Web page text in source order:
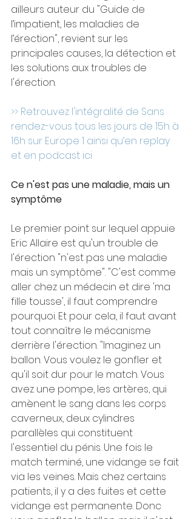
ailleurs auteur du "Guide de
l’impatient, les maladies de
l’érection", revient sur les
principales causes, la détection et
les solutions aux troubles de
l'érection.
>> Retrouvez l'intégralité de Sans
rendez-vous tous les jours de 15h à
16h sur Europe 1 ainsi qu’en replay
et en podcast ici
Ce n'est pas une maladie, mais un
symptôme
Le premier point sur lequel appuie
Eric Allaire est qu'un trouble de
l'érection "n'est pas une maladie
mais un symptôme". "C'est comme
aller chez un médecin et dire 'ma
fille tousse', il faut comprendre
pourquoi. Et pour cela, il faut avant
tout connaître le mécanisme
derrière l'érection. "Imaginez un
ballon. Vous voulez le gonfler et
qu'il soit dur pour le match. Vous
avez une pompe, les artères, qui
amènent le sang dans les corps
caverneux, deux cylindres
parallèles qui constituent
l'essentiel du pénis. Une fois le
match terminé, une vidange se fait
via les veines. Mais chez certains
patients, il y a des fuites et cette
vidange est permanente. Donc